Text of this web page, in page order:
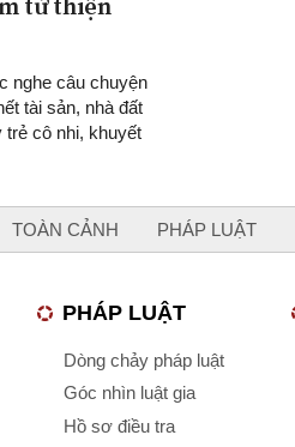
nghe câu chuyện
tài sản, nhà đất
trẻ cô nhi, khuyết
TOÀN CẢNH PHÁP LUẬT
PHÁP LUẬT
Dòng chảy pháp luật
Góc nhìn luật gia
Hồ sơ điều tra